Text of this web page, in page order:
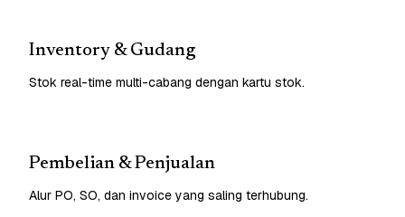
Inventory & Gudang
Stok real-time multi-cabang dengan kartu stok.
Pembelian & Penjualan
Alur PO, SO, dan invoice yang saling terhubung.